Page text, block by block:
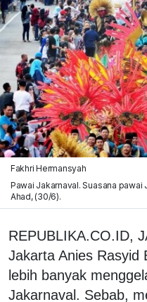
Fakhri Hermansyah
Pawai Jakarnaval. Suasana
Ahad, (30/6).
REPUBLIKA.CO.ID,
Jakarta Anies Rasyid
lebih banyak
Jakarnaval. Sebab,